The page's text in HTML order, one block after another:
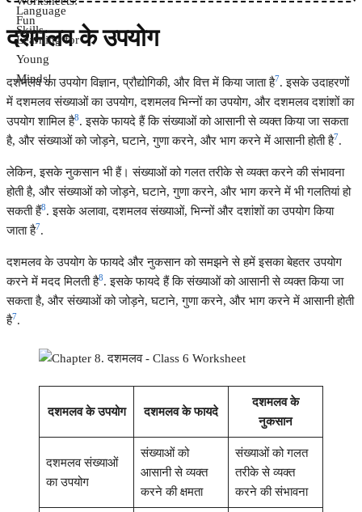
दशमलव के उपयोग
दशमलव का उपयोग विज्ञान, प्रौद्योगिकी, और वित्त में किया जाता है7. इसके उदाहरणों
में दशमलव संख्याओं का उपयोग, दशमलव भिन्नों का उपयोग, और दशमलव दशांशों का
उपयोग शामिल है8. इसके फायदे हैं कि संख्याओं को आसानी से व्यक्त किया जा सकता
है, और संख्याओं को जोड़ने, घटाने, गुणा करने, और भाग करने में आसानी होती है7.
लेकिन, इसके नुकसान भी हैं। संख्याओं को गलत तरीके से व्यक्त करने की संभावना
होती है, और संख्याओं को जोड़ने, घटाने, गुणा करने, और भाग करने में भी गलतियां हो
सकती हैं8. इसके अलावा, दशमलव संख्याओं, भिन्नों और दशांशों का उपयोग किया
जाता है7.
दशमलव के उपयोग के फायदे और नुकसान को समझने से हमें इसका बेहतर उपयोग
करने में मदद मिलती है8. इसके फायदे हैं कि संख्याओं को आसानी से व्यक्त किया जा
सकता है, और संख्याओं को जोड़ने, घटाने, गुणा करने, और भाग करने में आसानी होती
है7.
दशमलव के उपयोग दशमलव के फायदे
दशमलव के
नुकसान
दशमलव संख्याओं
का उपयोग
संख्याओं को
आसानी से व्यक्त
करने की क्षमता
संख्याओं को गलत
तरीके से व्यक्त
करने की संभावना